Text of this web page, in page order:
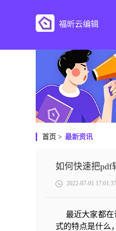
福昕云编辑
首页 > 最新资讯
如何快速把pdf
2022-07-01 17:01:37
最近大家都在
式的特点是什么